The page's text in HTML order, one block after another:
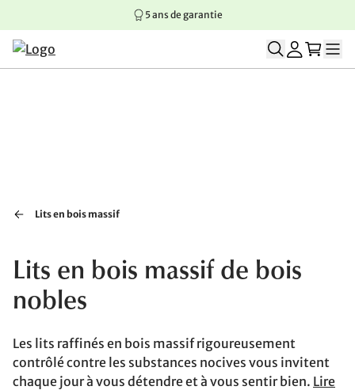
Aller au contenu principal
Aller à la navigation principale
Aller au pied de page
5 ans de garantie
Lits en bois massif
Lits en bois massif de bois
nobles
Les lits raffinés en bois massif rigoureusement
contrôlé contre les substances nocives vous invitent
chaque jour à vous détendre et à vous sentir bien. Lire